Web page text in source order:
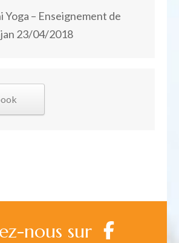
Yoga – Enseignement de
23/04/2018
nous sur